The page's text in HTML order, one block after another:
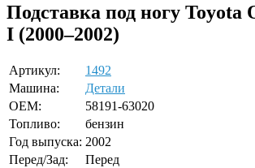
Подставка под ногу Toyota
I (2000–2002)
Артикул:
1492
Машина:
Детали
OEM:
58191-63020
Топливо:
бензин
Год выпуска: 2002
Перед/Зад:
Перед